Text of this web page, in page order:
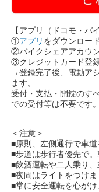
【アプリ（ドコモ・バ
①アプリ をダウンロード
②バイクシェアアカウ
③クレジットカード登
→登録完了後、電動ア
ます。
受付・支払・開錠のす
での受付等は不要です。
＜注意＞
■原則、左側通行で車道
■歩道は歩行者優先で。
■飲酒運転や二人乗り、
■夜間はライトをつけま
■常に安全運転を心がけ